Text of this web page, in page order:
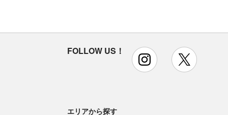
FOLLOW US！ instagram
エリアから探す